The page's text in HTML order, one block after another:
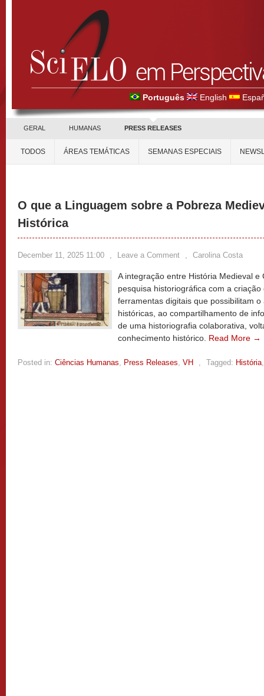
Português English
GERAL HUMANAS PRESS RELEASES
TODOS ÁREAS TEMÁTICAS SEMANAS ESPECIAIS
O que a Linguagem sobre a Pobreza
Histórica
December 11, 2025 11:00 , Leave a Comment , Carolina Costa
A integração entre História Medieval
pesquisa historiográfica com a
ferramentas digitais que possibilitam
históricas, ao compartilhamento de
de uma historiografia colaborativa,
conhecimento histórico. Read More →
Posted in: Ciências Humanas, Press Releases, VH , Tagged: História